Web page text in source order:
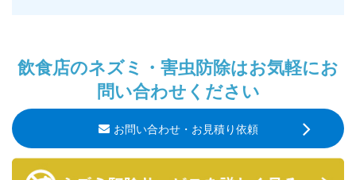
飲食店のネズミ・害虫防除はお気軽にお
問い合わせください
お問い合わせ・お見積り依頼